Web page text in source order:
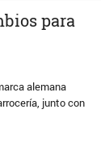
para
alemana
junto con